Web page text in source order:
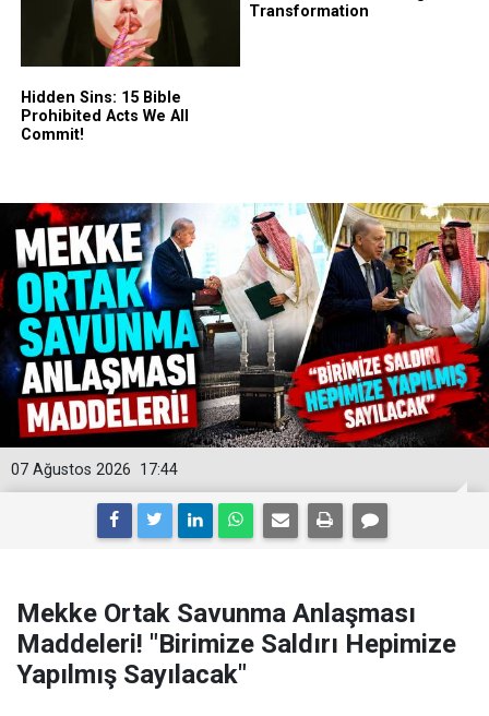
17:44
07 Ağustos 2026
Mekke Ortak Savunma Anlaşması
Maddeleri! "Birimize Saldırı Hepimize
Yapılmış Sayılacak"